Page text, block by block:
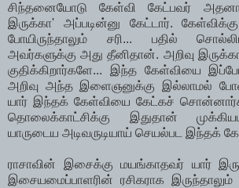
சிந்தனையோடு கேள்வி கேட்பவர்
இருக்கா' அப்படின்னு கேட்டார்.
போயிருந்தாலும் சரி... பதில்
அவர்களுக்கு அது தீனிதான். அறிவு
குதிக்கிறார்களே... இந்த கேள்வியை
அறிவு அந்த இளைஞனுக்கு இல்லாமல்
யார் இந்தக் கேள்வியை கேட்கச்
தொலைக்காட்சிக்கு இதுதான்
யாருடைய அடிவருடியாய் செயல்பட இந்தக்
ராசாவின் இசைக்கு மயங்காதவர் யார்
இசையமைப்பாளரின் ரசிகராக